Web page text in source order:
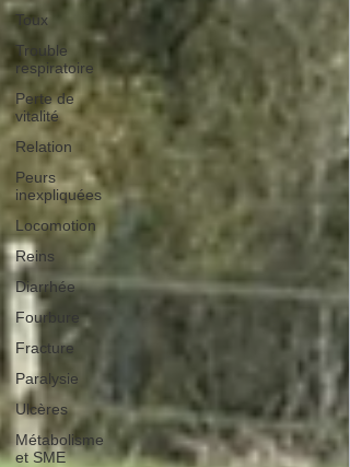
Toux
Trouble
respiratoire
Perte de
vitalité
Relation
Peurs
inexpliquées
Locomotion
Reins
Diarrhée
Fourbure
Fracture
Paralysie
Ulcères
Métabolisme
et SME